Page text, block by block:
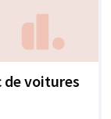
de voitures